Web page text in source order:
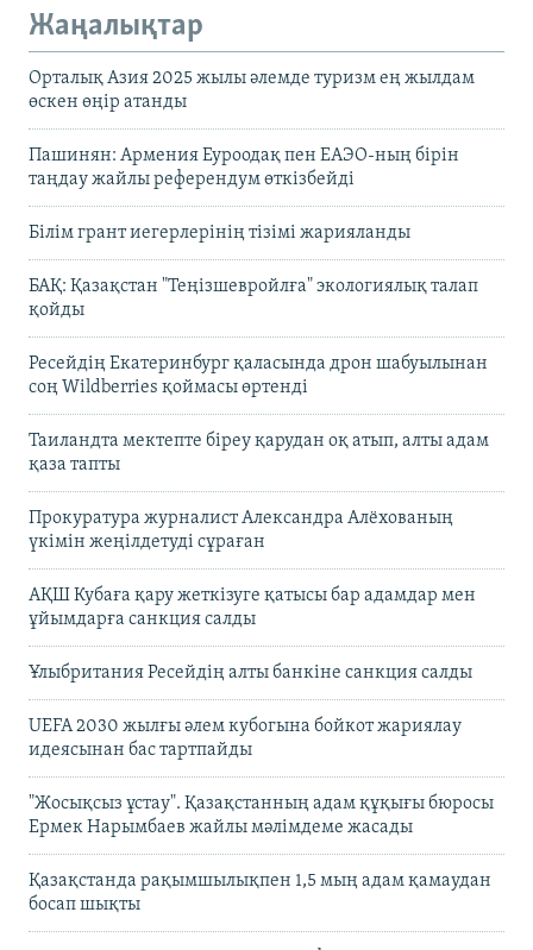
Жаңалықтар
Орталық Азия 2025 жылы әлемде туризм ең жылдам
өскен өңір атанды
Пашинян: Армения Еуроодақ пен ЕАЭО-ның бірін
таңдау жайлы референдум өткізбейді
Білім грант иегерлерінің тізімі жарияланды
БАҚ: Қазақстан "Теңізшевройлға" экологиялық талап
қойды
Ресейдің Екатеринбург қаласында дрон шабуылынан
соң Wildberries қоймасы өртенді
Таиландта мектепте біреу қарудан оқ атып, алты адам
қаза тапты
Прокуратура журналист Александра Алёхованың
үкімін жеңілдетуді сұраған
АҚШ Кубаға қару жеткізуге қатысы бар адамдар мен
ұйымдарға санкция салды
Ұлыбритания Ресейдің алты банкіне санкция салды
UEFA 2030 жылғы әлем кубогына бойкот жариялау
идеясынан бас тартпайды
"Жосықсыз ұстау". Қазақстанның адам құқығы бюросы
Ермек Нарымбаев жайлы мәлімдеме жасады
Қазақстанда рақымшылықпен 1,5 мың адам қамаудан
босап шықты